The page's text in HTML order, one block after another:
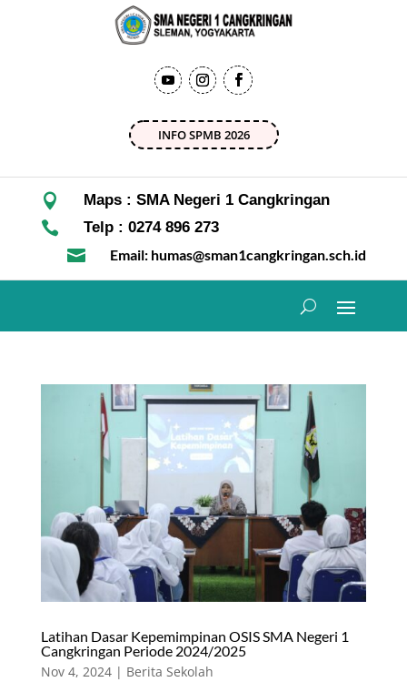
INFO SPMB 2026
 Maps : SMA Negeri 1 Cangkringan
 Telp : 0274 896 273
 Email: humas@sman1cangkringan.sch.id
Latihan Dasar Kepemimpinan OSIS SMA Negeri 1
Cangkringan Periode 2024/2025
Nov 4, 2024| Berita Sekolah